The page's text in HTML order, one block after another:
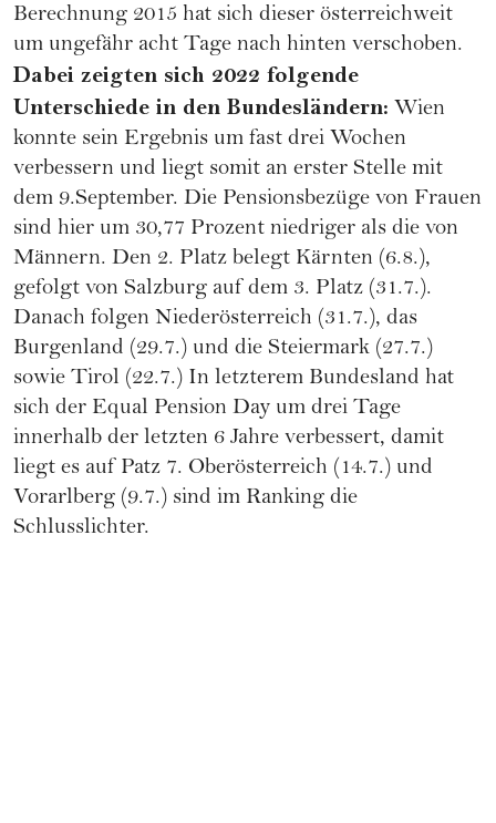
Berechnung 2015 hat sich dieser österreichweit
um ungefähr acht Tage nach hinten verschoben.
Dabei zeigten sich 2022 folgende
Unterschiede in den Bundesländern: Wien
konnte sein Ergebnis um fast drei Wochen
verbessern und liegt somit an erster Stelle mit
dem 9.September. Die Pensionsbezüge von Frauen
sind hier um 30,77 Prozent niedriger als die von
Männern. Den 2. Platz belegt Kärnten (6.8.),
gefolgt von Salzburg auf dem 3. Platz (31.7.).
Danach folgen Niederösterreich (31.7.), das
Burgenland (29.7.) und die Steiermark (27.7.)
sowie Tirol (22.7.) In letzterem Bundesland hat
sich der Equal Pension Day um drei Tage
innerhalb der letzten 6 Jahre verbessert, damit
liegt es auf Patz 7. Oberösterreich (14.7.) und
Vorarlberg (9.7.) sind im Ranking die
Schlusslichter.